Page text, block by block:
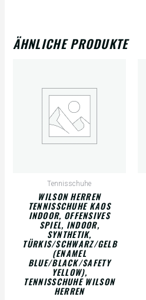
ÄHNLICHE PRODUKTE
Tennisschuhe
WILSON HERREN
TENNISSCHUHE KAOS
INDOOR, OFFENSIVES
SPIEL, INDOOR,
SYNTHETIK,
TÜRKIS/SCHWARZ/GELB
(ENAMEL
BLUE/BLACK/SAFETY
YELLOW),
TENNISSCHUHE WILSON
HERREN